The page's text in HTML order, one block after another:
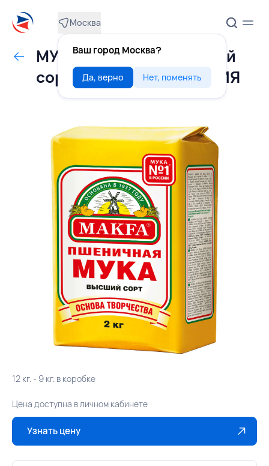
Москва
Ваш город Москва?
Да, верно Нет, поменять
МУКА пшеничная высший
сорт 2 кг, МАКФА, РОССИЯ
12 кг. - 9 кг. в коробке
Цена доступна в личном кабинете
Узнать цену